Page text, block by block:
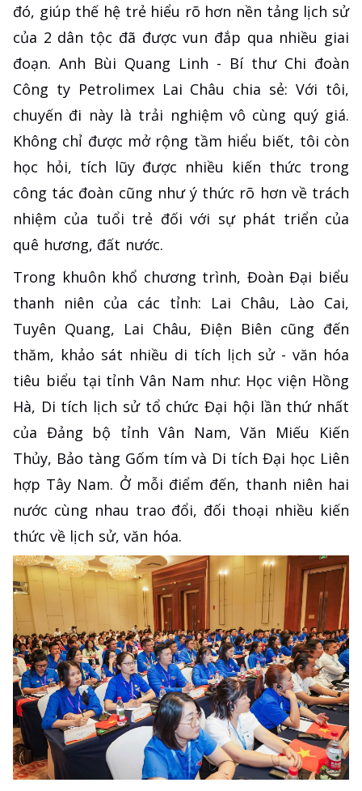
đó, giúp thế hệ trẻ hiểu rõ hơn nền tảng lịch sử
của 2 dân tộc đã được vun đắp qua nhiều giai
đoạn. Anh Bùi Quang Linh - Bí thư Chi đoàn
Công ty Petrolimex Lai Châu chia sẻ: Với tôi,
chuyến đi này là trải nghiệm vô cùng quý giá.
Không chỉ được mở rộng tầm hiểu biết, tôi còn
học hỏi, tích lũy được nhiều kiến thức trong
công tác đoàn cũng như ý thức rõ hơn về trách
nhiệm của tuổi trẻ đối với sự phát triển của
quê hương, đất nước.
Trong khuôn khổ chương trình, Đoàn Đại biểu
thanh niên của các tỉnh: Lai Châu, Lào Cai,
Tuyên Quang, Lai Châu, Điện Biên cũng đến
thăm, khảo sát nhiều di tích lịch sử - văn hóa
tiêu biểu tại tỉnh Vân Nam như: Học viện Hồng
Hà, Di tích lịch sử tổ chức Đại hội lần thứ nhất
của Đảng bộ tỉnh Vân Nam, Văn Miếu Kiến
Thủy, Bảo tàng Gốm tím và Di tích Đại học Liên
hợp Tây Nam. Ở mỗi điểm đến, thanh niên hai
nước cùng nhau trao đổi, đối thoại nhiều kiến
thức về lịch sử, văn hóa.